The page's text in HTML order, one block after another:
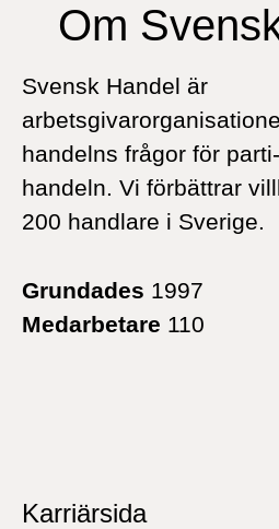
Om
Svensk Handel är
handelns frågor för
handeln. Vi förbättrar
200 handlare i Sverige.
Grundades 1997
Medarbetare 110
Karriärsida